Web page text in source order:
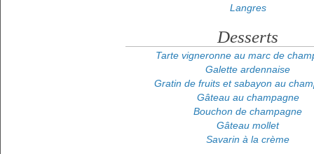
Langres
Desserts
Tarte vigneronne au marc de
Galette ardennaise
Gratin de fruits et sabayon au
Gâteau au champagne
Bouchon de champagne
Gâteau mollet
Savarin à la crème